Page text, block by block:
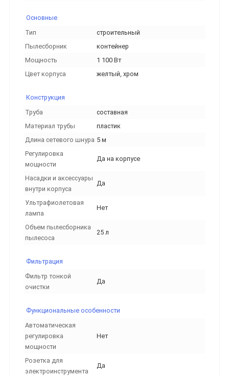
Основные
Тип
строительный
Пылесборник
контейнер
Мощность
1 100 Вт
Цвет корпуса
желтый, хром
Конструкция
Труба
составная
Материал трубы
пластик
Длина сетевого шнура 5 м
Регулировка
мощности
Да на корпусе
Насадки и аксессуары
внутри корпуса
Да
Ультрафиолетовая
лампа
Нет
Объем пылесборника
пылесоса
25 л
Фильтрация
Фильтр тонкой
очистки
Да
Функциональные особенности
Автоматическая
регулировка
мощности
Нет
Розетка для
электроинструмента
Да